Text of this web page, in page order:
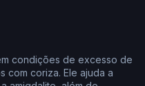
condições de excesso de
com coriza. Ele ajuda a